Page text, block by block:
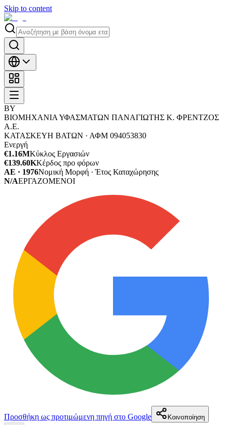
Skip to content
ΒΥ
ΒΙΟΜΗΧΑΝΙΑ ΥΦΑΣΜΑΤΩΝ ΠΑΝΑΓΙΩΤΗΣ Κ. ΦΡΕΝΤΖΟΣ
Α.Ε.
ΚΑΤΑΣΚΕΥΗ ΒΑΤΩΝ · ΑΦΜ 094053830
Ενεργή
€1.16MΚύκλος Εργασιών
€139.60KΚέρδος προ φόρων
ΑΕ · 1976Νομική Μορφή · Έτος Καταχώρησης
N/AΕΡΓΑΖΟΜΕΝΟΙ
Προσθήκη ως προτιμώμενη πηγή στο Google Κοινοποίηση